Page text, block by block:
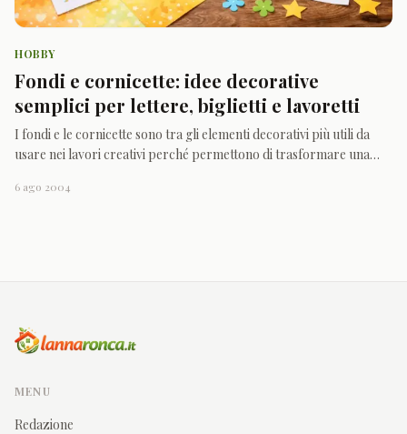
HOBBY
Fondi e cornicette: idee decorative
semplici per lettere, biglietti e lavoretti
I fondi e le cornicette sono tra gli elementi decorativi più utili da
usare nei lavori creativi perché permettono di trasformare una
pochi dettagli grafici ben scelti. Che si tratti di un biglietto, di una
6 ago 2004
MENU
Redazione